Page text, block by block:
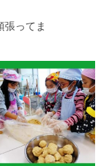
張ってま